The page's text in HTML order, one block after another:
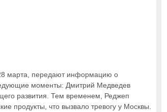
марта, передают информацию о
моменты: Дмитрий Медведев
развития. Тем временем, Реджеп
продукты, что вызвало тревогу у Москвы.